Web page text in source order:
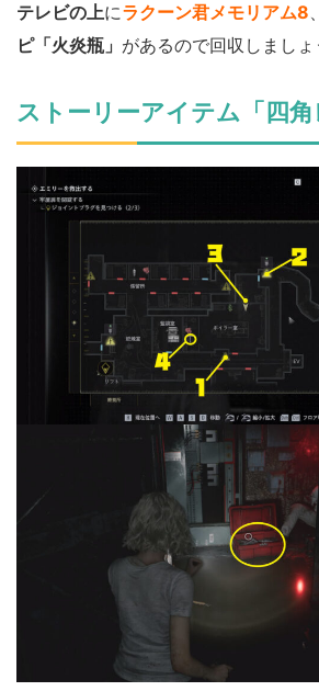
テレビの上にラクーン君メモリアム8、
ピ「火炎瓶」 があるので回収しましょ
ストーリーアイテム「四角